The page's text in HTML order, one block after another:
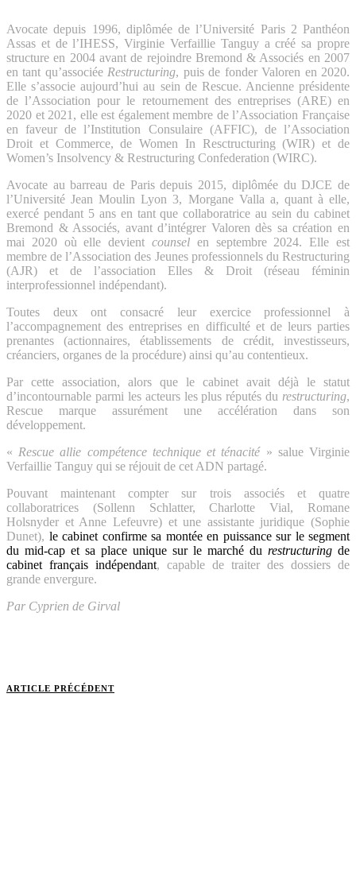
Avocate depuis 1996, diplômée de l’Université Paris 2 Panthéon
Assas et de l’IHESS, Virginie Verfaillie Tanguy a créé sa propre
structure en 2004 avant de rejoindre Bremond & Associés en 2007
en tant qu’associée Restructuring, puis de fonder Valoren en 2020.
Elle s’associe aujourd’hui au sein de Rescue. Ancienne présidente
de l’Association pour le retournement des entreprises (ARE) en
2020 et 2021, elle est également membre de l’Association Française
en faveur de l’Institution Consulaire (AFFIC), de l’Association
Droit et Commerce, de Women In Resctructuring (WIR) et de
Women’s Insolvency & Restructuring Confederation (WIRC).
Avocate au barreau de Paris depuis 2015, diplômée du DJCE de
l’Université Jean Moulin Lyon 3, Morgane Valla a, quant à elle,
exercé pendant 5 ans en tant que collaboratrice au sein du cabinet
Bremond & Associés, avant d’intégrer Valoren dès sa création en
mai 2020 où elle devient counsel en septembre 2024. Elle est
membre de l’Association des Jeunes professionnels du Restructuring
(AJR) et de l’association Elles & Droit (réseau féminin
interprofessionnel indépendant).
Toutes deux ont consacré leur exercice professionnel à
l’accompagnement des entreprises en difficulté et de leurs parties
prenantes (actionnaires, établissements de crédit, investisseurs,
créanciers, organes de la procédure) ainsi qu’au contentieux.
Par cette association, alors que le cabinet avait déjà le statut
d’incontournable parmi les acteurs les plus réputés du restructuring,
Rescue marque assurément une accélération dans son
développement.
« Rescue allie compétence technique et ténacité» salue Virginie
Verfaillie Tanguy qui se réjouit de cet ADN partagé.
Pouvant maintenant compter sur trois associés et quatre
collaboratrices (Sollenn Schlatter, Charlotte Vial, Romane
Holsnyder et Anne Lefeuvre) et une assistante juridique (Sophie
Dunet), le cabinet confirme sa montée en puissance sur le segment
du mid-cap et sa place unique sur le marché du restructuring de
cabinet français indépendant, capable de traiter des dossiers de
grande envergure.
Par Cyprien de Girval
ARTICLE PRÉCÉDENT